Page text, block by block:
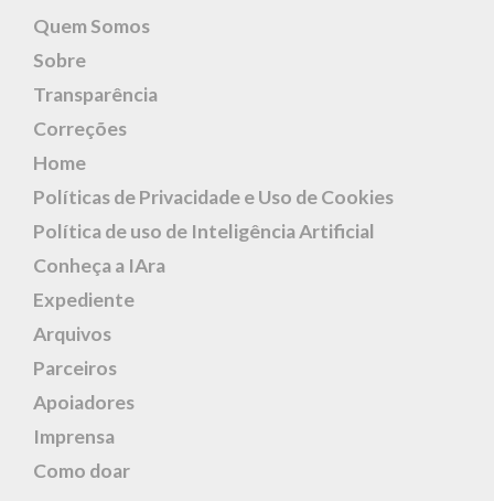
Quem Somos
Sobre
Transparência
Correções
Home
Políticas de Privacidade e Uso de Cookies
Política de uso de Inteligência Artificial
Conheça a IAra
Expediente
Arquivos
Parceiros
Apoiadores
Imprensa
Como doar